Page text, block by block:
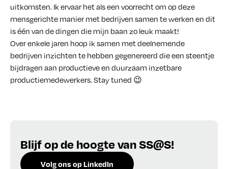
uitkomsten. Ik ervaar het als een voorrecht om op deze
mensgerichte manier met bedrijven samen te werken en dit
is één van de dingen die mijn baan zo leuk maakt!
Over enkele jaren hoop ik samen met deelnemende
bedrijven inzichten te hebben gegenereerd die een steentje
bijdragen aan productieve en duurzaam inzetbare
productiemedewerkers. Stay tuned 😉
Blijf op de hoogte van SS@S!
Volg ons op LinkedIn